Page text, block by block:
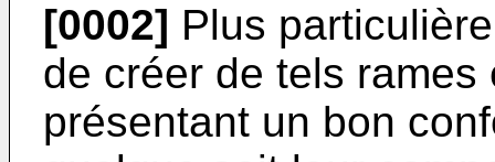
[0002] Plus
de créer de tels
présentant un bon